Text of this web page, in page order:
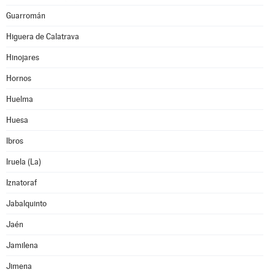
Guarromán
Higuera de Calatrava
Hinojares
Hornos
Huelma
Huesa
Ibros
Iruela (La)
Iznatoraf
Jabalquinto
Jaén
Jamilena
Jimena